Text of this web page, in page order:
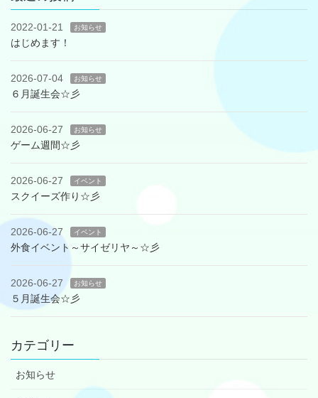
2022-01-21 お知らせ
はじめます！
2026-07-04 お知らせ
６月誕生会☆彡
2026-06-27 お知らせ
ゲーム週間☆彡
2026-06-27 イベント
スクイーズ作り☆彡
2026-06-27 イベント
外食イベント～サイゼリヤ～☆彡
2026-06-27 お知らせ
５月誕生会☆彡
カテゴリー
お知らせ